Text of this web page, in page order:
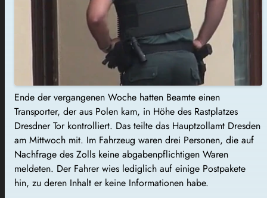
Ende der vergangenen Woche hatten Beamte einen
Transporter, der aus Polen kam, in Höhe des Rastplatzes
Dresdner Tor kontrolliert. Das teilte das Hauptzollamt Dresden
am Mittwoch mit. Im Fahrzeug waren drei Personen, die auf
Nachfrage des Zolls keine abgabenpflichtigen Waren
meldeten. Der Fahrer wies lediglich auf einige Postpakete
hin, zu deren Inhalt er keine Informationen habe.